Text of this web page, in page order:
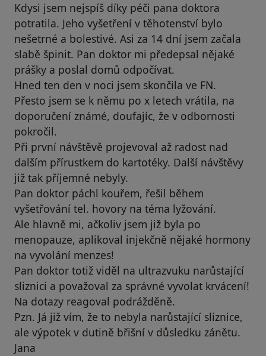
Kdysi jsem nejspíš díky péči pana doktora
potratila. Jeho vyšetření v těhotenství bylo
nešetrné a bolestivé. Asi za 14 dní jsem začala
slabě špinit. Pan doktor mi předepsal nějaké
prášky a poslal domů odpočívat.
Hned ten den v noci jsem skončila ve FN.
Přesto jsem se k němu po x letech vrátila, na
doporučení známé, doufajíc, že v odbornosti
pokročil.
Při první návštěvě projevoval až radost nad
dalším přírustkem do kartotéky. Další návštěvy
již tak příjemné nebyly.
Pan doktor páchl kouřem, řešil během
vyšetřování tel. hovory na téma lyžování.
Ale hlavně mi, ačkoliv jsem již byla po
menopauze, aplikoval injekčně nějaké hormony
na vyvolání menzes!
Pan doktor totiž viděl na ultrazvuku narůstající
sliznici a považoval za správné vyvolat krvácení!
Na dotazy reagoval podrážděně.
Pzn. Já již vím, že to nebyla narůstající sliznice,
ale výpotek v dutině břišní v důsledku zánětu.
Jana